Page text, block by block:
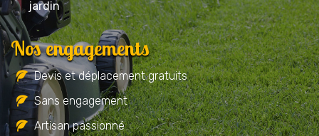
jardin
Nos engagements
Devis et déplacement gratuits
Sans engagement
Artisan passionné